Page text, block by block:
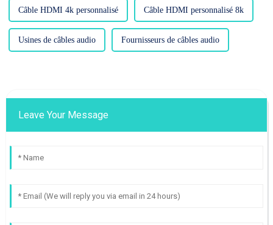
Câble HDMI 4k personnalisé Câble HDMI personnalisé 8k
Usines de câbles audio Fournisseurs de câbles audio
Leave Your Message